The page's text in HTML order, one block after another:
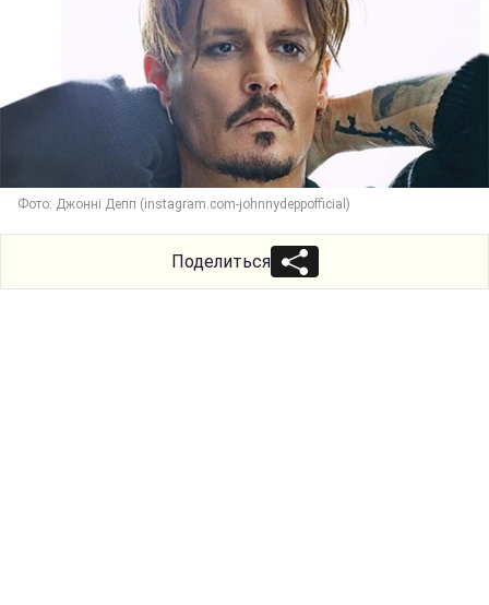
Фото: Джонні Депп (instagram.com-johnnydeppofficial)
Поделиться